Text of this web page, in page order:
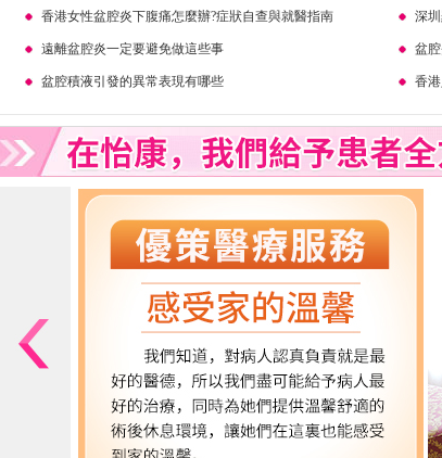
香港女性盆腔炎下腹痛怎麼辦?症狀自查與就醫指南 深
遠離盆腔炎一定要避免做這些事 盆
盆腔積液引發的異常表現有哪些 香